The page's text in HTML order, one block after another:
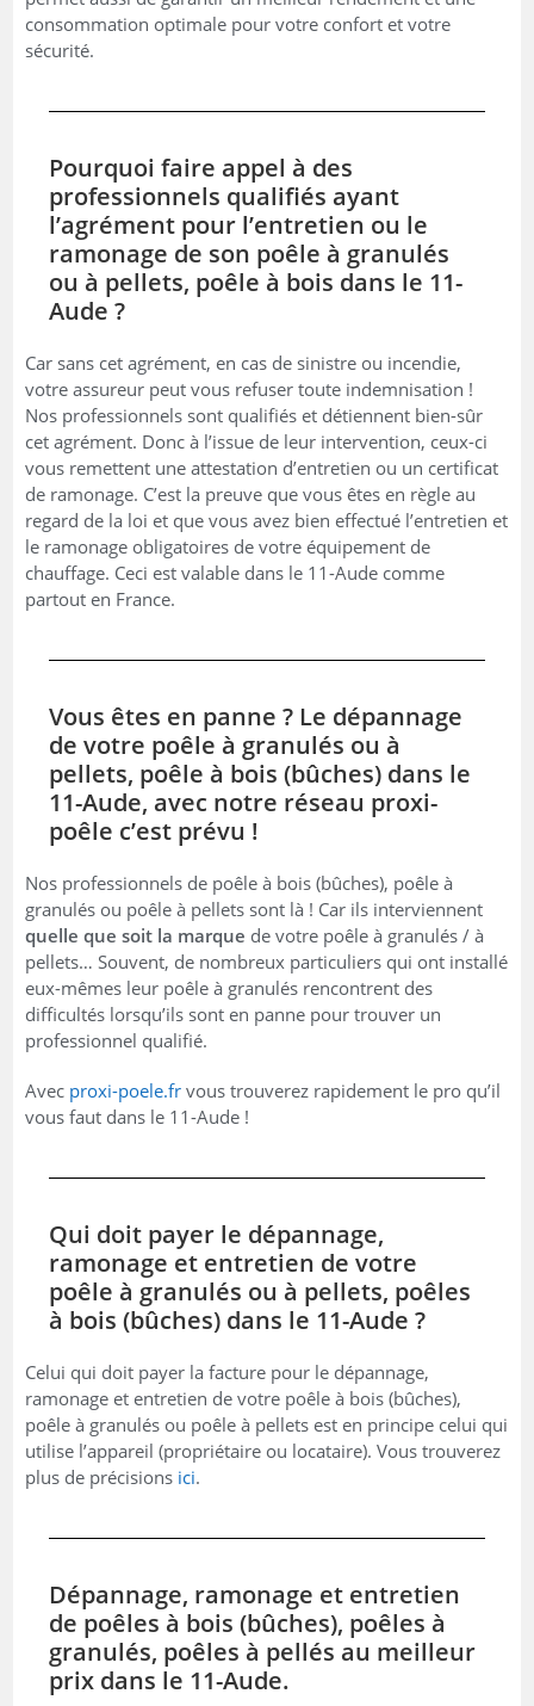
consommation optimale pour votre confort et votre
sécurité.
Pourquoi faire appel à des
professionnels qualifiés ayant
l’agrément pour l’entretien ou le
ramonage de son poêle à granulés
ou à pellets, poêle à bois dans le 11-
Aude ?
Car sans cet agrément, en cas de sinistre ou incendie,
votre assureur peut vous refuser toute indemnisation !
Nos professionnels sont qualifiés et détiennent bien-sûr
cet agrément. Donc à l’issue de leur intervention, ceux-ci
vous remettent une attestation d’entretien ou un certificat
de ramonage. C’est la preuve que vous êtes en règle au
regard de la loi et que vous avez bien effectué l’entretien et
le ramonage obligatoires de votre équipement de
chauffage. Ceci est valable dans le 11-Aude comme
partout en France.
Vous êtes en panne ? Le dépannage
de votre poêle à granulés ou à
pellets, poêle à bois (bûches) dans le
11-Aude, avec notre réseau proxi-
poêle c’est prévu !
Nos professionnels de poêle à bois (bûches), poêle à
granulés ou poêle à pellets sont là ! Car ils interviennent
quelle que soit la marque de votre poêle à granulés / à
pellets… Souvent, de nombreux particuliers qui ont installé
eux-mêmes leur poêle à granulés rencontrent des
difficultés lorsqu’ils sont en panne pour trouver un
professionnel qualifié.
Avec proxi-poele.fr vous trouverez rapidement le pro qu’il
vous faut dans le 11-Aude !
Qui doit payer le dépannage,
ramonage et entretien de votre
poêle à granulés ou à pellets, poêles
à bois (bûches) dans le 11-Aude ?
Celui qui doit payer la facture pour le dépannage,
ramonage et entretien de votre poêle à bois (bûches),
poêle à granulés ou poêle à pellets est en principe celui qui
utilise l’appareil (propriétaire ou locataire). Vous trouverez
plus de précisions ici.
Dépannage, ramonage et entretien
de poêles à bois (bûches), poêles à
granulés, poêles à pellés au meilleur
prix dans le 11-Aude.